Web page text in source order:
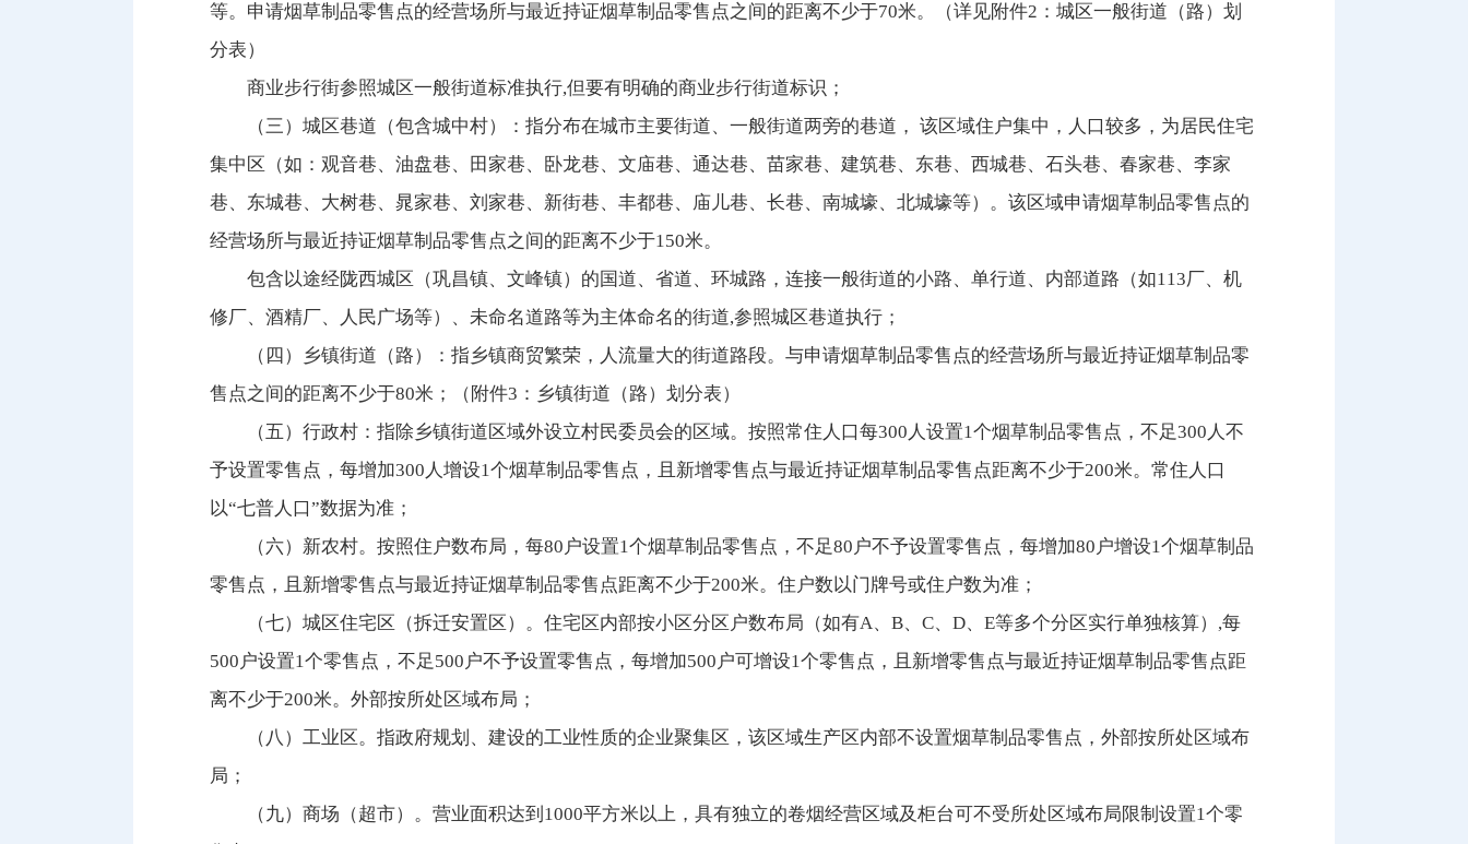
等。申请烟草制品零售点的经营场所与最近持证烟草制品零售点之间的距离不少于70米。（详见附件2：城区一般街道（路）划
分表）
商业步行街参照城区一般街道标准执行,但要有明确的商业步行街道标识；
（三）城区巷道（包含城中村）：指分布在城市主要街道、一般街道两旁的巷道， 该区域住户集中，人口较多，为居民住宅
集中区（如：观音巷、油盘巷、田家巷、卧龙巷、文庙巷、通达巷、苗家巷、建筑巷、东巷、西城巷、石头巷、春家巷、李家
巷、东城巷、大树巷、晁家巷、刘家巷、新街巷、丰都巷、庙儿巷、长巷、南城壕、北城壕等）。该区域申请烟草制品零售点的
经营场所与最近持证烟草制品零售点之间的距离不少于150米。
包含以途经陇西城区（巩昌镇、文峰镇）的国道、省道、环城路，连接一般街道的小路、单行道、内部道路（如113厂、机
修厂、酒精厂、人民广场等）、未命名道路等为主体命名的街道,参照城区巷道执行；
（四）乡镇街道（路）：指乡镇商贸繁荣，人流量大的街道路段。与申请烟草制品零售点的经营场所与最近持证烟草制品零
售点之间的距离不少于80米；（附件3：乡镇街道（路）划分表）
（五）行政村：指除乡镇街道区域外设立村民委员会的区域。按照常住人口每300人设置1个烟草制品零售点，不足300人不
予设置零售点，每增加300人增设1个烟草制品零售点，且新增零售点与最近持证烟草制品零售点距离不少于200米。常住人口
以“七普人口”数据为准；
（六）新农村。按照住户数布局，每80户设置1个烟草制品零售点，不足80户不予设置零售点，每增加80户增设1个烟草制品
零售点，且新增零售点与最近持证烟草制品零售点距离不少于200米。住户数以门牌号或住户数为准；
（七）城区住宅区（拆迁安置区）。住宅区内部按小区分区户数布局（如有A、B、C、D、E等多个分区实行单独核算）,每
500户设置1个零售点，不足500户不予设置零售点，每增加500户可增设1个零售点，且新增零售点与最近持证烟草制品零售点距
离不少于200米。外部按所处区域布局；
（八）工业区。指政府规划、建设的工业性质的企业聚集区，该区域生产区内部不设置烟草制品零售点，外部按所处区域布
局；
（九）商场（超市）。营业面积达到1000平方米以上，具有独立的卷烟经营区域及柜台可不受所处区域布局限制设置1个零